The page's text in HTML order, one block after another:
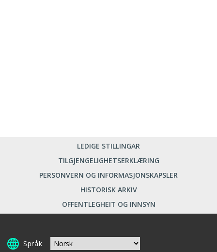
LEDIGE STILLINGAR
TILGJENGELIGHETSERKLÆRING
PERSONVERN OG INFORMASJONSKAPSLER
HISTORISK ARKIV
OFFENTLEGHEIT OG INNSYN
Språk